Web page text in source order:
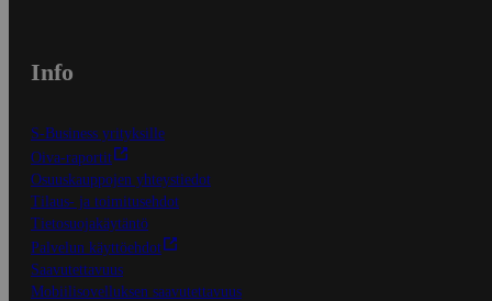
Info
S-Business yrityksille
Oiva-raportit
Osuuskauppojen yhteystiedot
Tilaus- ja toimitusehdot
Tietosuojakäytäntö
Palvelun käyttöehdot
Saavutettavuus
Mobiilisovelluksen saavutettavuus